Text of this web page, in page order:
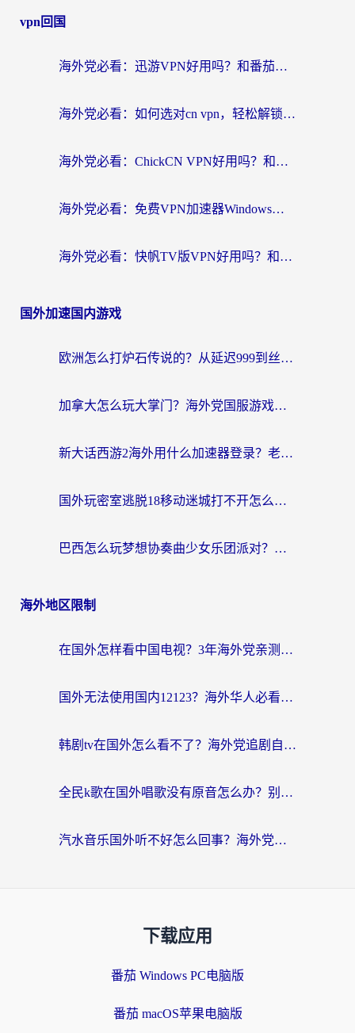
vpn回国
海外党必看：迅游VPN好用吗？和番茄加速器VPN对比哪个回国效果更好？
海外党必看：如何选对cn vpn，轻松解锁国内影音游戏？
海外党必看：ChickCN VPN好用吗？和星河VPN对比哪个回国效果更好？附真实体验+避坑指南
海外党必看：免费VPN加速器Windows版怎么选？附真实测评与无缝访问国内资源指南
海外党必看：快帆TV版VPN好用吗？和hi龟龟VPN对比哪个回国效果更好？附免费加速器选择指南
国外加速国内游戏
欧洲怎么打炉石传说的？从延迟999到丝滑上分，我找到了靠谱加速器
加拿大怎么玩大掌门？海外党国服游戏加速避坑指南（附实用工具推荐）
新大话西游2海外用什么加速器登录？老玩家亲测有效的国服游戏加速指南
国外玩密室逃脱18移动迷城打不开怎么办？海外玩家亲测有效的解决指南
巴西怎么玩梦想协奏曲少女乐团派对？海外党必看的国服游戏加速全攻略（附波兰天涯明月刀实用技巧）
海外地区限制
在国外怎样看中国电视？3年海外党亲测有效的追剧加速器指南
国外无法使用国内12123？海外华人必看：选对回国加速器，解决迪拜语音+12123访问难题
韩剧tv在国外怎么看不了？海外党追剧自由的终极解决方案来了
全民k歌在国外唱歌没有原音怎么办？别让地域限制毁了你的麦霸时刻
汽水音乐国外听不好怎么回事？海外党亲测有效的回国加速方案来了
下载应用
番茄 Windows PC电脑版
番茄 macOS苹果电脑版